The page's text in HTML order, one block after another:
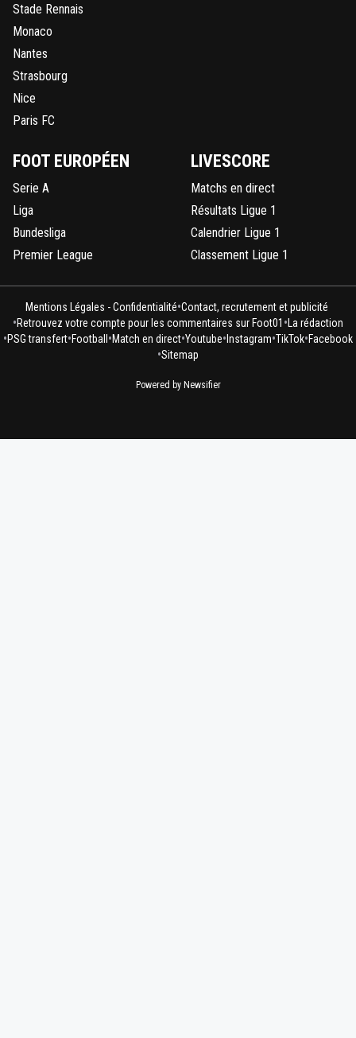
Stade Rennais
Monaco
Nantes
Strasbourg
Nice
Paris FC
FOOT EUROPÉEN
Serie A
Liga
Bundesliga
Premier League
LIVESCORE
Matchs en direct
Résultats Ligue 1
Calendrier Ligue 1
Classement Ligue 1
Mentions Légales - Confidentialité•Contact, recrutement et publicité
•Retrouvez votre compte pour les commentaires sur Foot01 • La rédaction
•PSG transfert•Football •Match en direct•Youtube• Instagram•TikTok•Facebook
•Sitemap
Powered by Newsifier